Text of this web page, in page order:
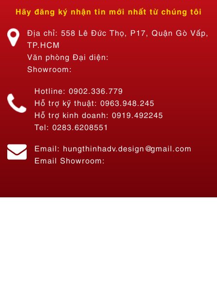
Hãy đăng ký nhận tin mới nhất từ chúng tôi
Địa chỉ: 558 Lê Đức Thọ, P17, Quận Gò Vấp,
TP.HCM
Văn phòng Đại diện:
Showroom:
Hotline: 0902.336.779
Hỗ trợ kỹ thuật: 0963.948.245
Hỗ trợ kinh doanh: 0919.492245
Tel: 0283.6208551
Email: hungthinhadv.design@gmail.com
Email Showroom: